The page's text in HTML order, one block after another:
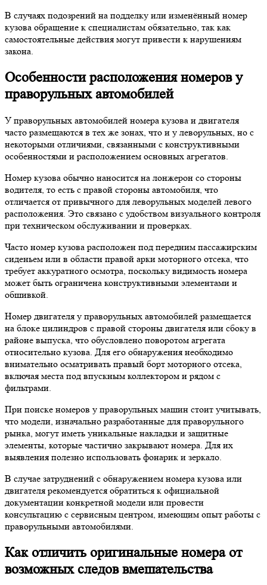
В случаях подозрений на подделку или изменённый номер
кузова обращение к специалистам обязательно, так как
самостоятельные действия могут привести к нарушениям
закона.
Особенности расположения номеров у
праворульных автомобилей
У праворульных автомобилей номера кузова и двигателя
часто размещаются в тех же зонах, что и у леворульных, но с
некоторыми отличиями, связанными с конструктивными
особенностями и расположением основных агрегатов.
Номер кузова обычно наносится на лонжерон со стороны
водителя, то есть с правой стороны автомобиля, что
отличается от привычного для леворульных моделей левого
расположения. Это связано с удобством визуального контроля
при техническом обслуживании и проверках.
Часто номер кузова расположен под передним пассажирским
сиденьем или в области правой арки моторного отсека, что
требует аккуратного осмотра, поскольку видимость номера
может быть ограничена конструктивными элементами и
обшивкой.
Номер двигателя у праворульных автомобилей размещается
на блоке цилиндров с правой стороны двигателя или сбоку в
районе выпуска, что обусловлено поворотом агрегата
относительно кузова. Для его обнаружения необходимо
внимательно осматривать правый борт моторного отсека,
включая места под впускным коллектором и рядом с
фильтрами.
При поиске номеров у праворульных машин стоит учитывать,
что модели, изначально разработанные для праворульного
рынка, могут иметь уникальные накладки и защитные
элементы, которые частично закрывают номера. Для их
выявления полезно использовать фонарик и зеркало.
В случае затруднений с обнаружением номера кузова или
двигателя рекомендуется обратиться к официальной
документации конкретной модели или провести
консультацию с сервисным центром, имеющим опыт работы с
праворульными автомобилями.
Как отличить оригинальные номера от
возможных следов вмешательства